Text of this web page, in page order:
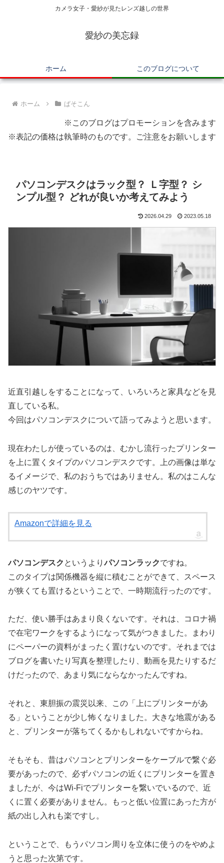
カメラ女子・愛紗が見たレンズ越しの世界
愛紗の美忘録
ホーム このブログについて
ホーム ぱそこん
※このブログはプロモーションを含みます
※表記の価格は執筆時のものです。ご注意をお願いします
パソコンデスクはラック型？ Ｌ字型？ シ
ンプル型？ どれが良いか考えてみよう
2026.04.29 2023.05.18
近直引越しをすることになって、いろいろと家具などを見
直している私。
今回はパソコンデスクについて語ってみようと思います。
現在わたしが使っているのは、むかし流行ったプリンター
を上に置くタイプのパソコンデスクです。上の画像は単な
るイメージで、私のおうちではありません。私のはこんな
感じのヤツです。
Amazonで詳細を見る
パソコンデスク というよりパソコンラックですね。
このタイプは関係機器を縦に積むことができて、スペース
が狭くても置けるということで、一時期流行ったのです。
ただ、使い勝手はあまり良くないです。それは、コロナ禍
で在宅ワークをするようになって気がつきました。まわり
にペーパーの資料がまったく置けないのです。それまでは
ブログを書いたり写真を整理したり、動画を見たりするだ
けだったので、あまり気にならなかったんですね。
それと、東胆振の震災以来、この「上にプリンターがあ
る」ということが少し怖くなりました。大きな地震がある
と、プリンターが落ちてくるかもしれないですからね。
そもそも、昔はパソコンとプリンターをケーブルで繋ぐ必
要があったので、必ずパソコンの近くにプリンターを置き
ましたが、今はWi-Fiでプリンターを繋いでいるので、近
くに置く必要がありません。もっと低い位置にあった方が
紙の出し入れも楽ですし。
ということで、もうパソコン周りを立体に使うのをやめよ
うと思った次第です。